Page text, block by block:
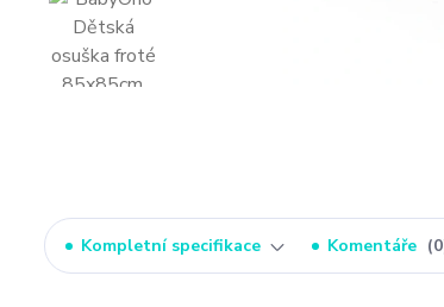
Kompletní specifikace Komentáře 0